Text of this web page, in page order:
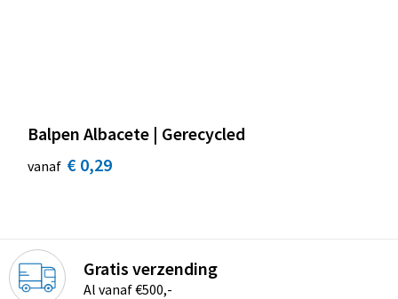
Balpen Albacete | Gerecycled
vanaf € 0,29
Gratis verzending
Al vanaf €500,-